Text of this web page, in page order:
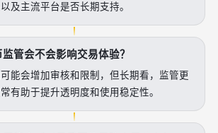
及主流平台是否长期支持。
管会不会影响交易体验？
能会增加审核和限制，但长期看，监管更
有助于提升透明度和使用稳定性。